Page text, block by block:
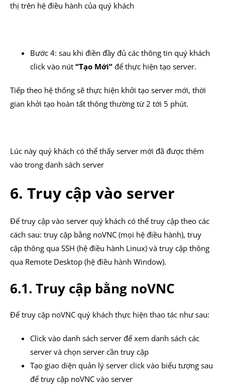
thị trên hệ điều hành của quý khách
Bước 4: sau khi điền đầy đủ các thông tin quý khách
click vào nút “Tạo Mới” để thực hiện tạo server.
Tiếp theo hệ thống sẽ thực hiện khởi tạo server mới, thời
gian khởi tạo hoàn tất thông thường từ 2 tới 5 phút.
Lúc này quý khách có thể thấy server mới đã được thêm
vào trong danh sách server
6. Truy cập vào server
Để truy cập vào server quý khách có thể truy cập theo các
cách sau: truy cập bằng noVNC (mọi hệ điều hành), truy
cập thông qua SSH (hệ điều hành Linux) và truy cập thông
qua Remote Desktop (hệ điều hành Window).
6.1. Truy cập bằng noVNC
Để truy cập noVNC quý khách thực hiện thao tác như sau:
Click vào danh sách server để xem danh sách các
server và chọn server cần truy cập
Tạo giao diện quản lý server click vào biểu tượng sau
để truy cập noVNC vào server